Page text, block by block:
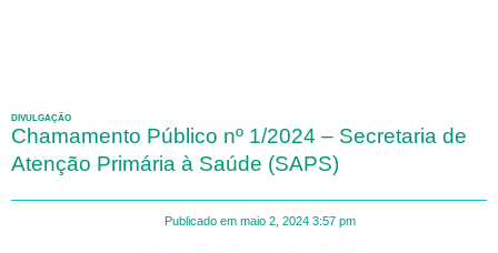
DIVULGAÇÃO
Chamamento Público nº 1/2024 – Secretaria de
Atenção Primária à Saúde (SAPS)
Publicado em maio 2, 2024 3:57 pm